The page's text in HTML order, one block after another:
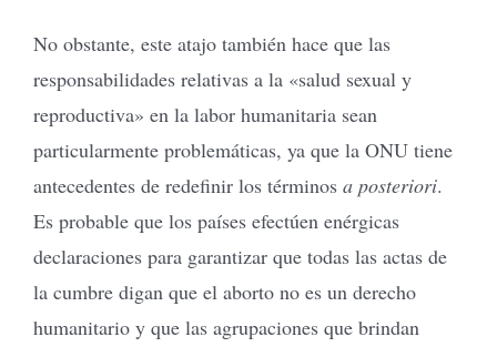
No obstante, este atajo también hace que las
responsabilidades relativas a la «salud sexual y
reproductiva» en la labor humanitaria sean
particularmente problemáticas, ya que la ONU tiene
antecedentes de redefinir los términos a posteriori.
Es probable que los países efectúen enérgicas
declaraciones para garantizar que todas las actas de
la cumbre digan que el aborto no es un derecho
humanitario y que las agrupaciones que brindan